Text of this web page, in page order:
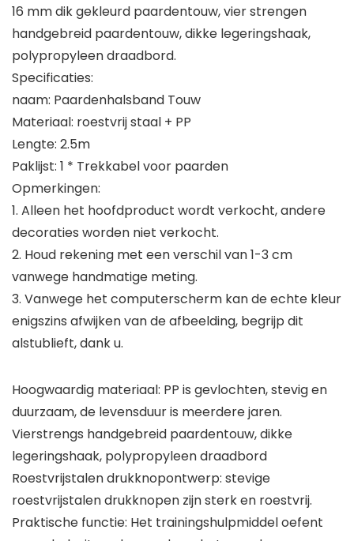
16 mm dik gekleurd paardentouw, vier strengen
handgebreid paardentouw, dikke legeringshaak,
polypropyleen draadbord.
Specificaties:
naam: Paardenhalsband Touw
Materiaal: roestvrij staal + PP
Lengte: 2.5m
Paklijst: 1 * Trekkabel voor paarden
Opmerkingen:
1. Alleen het hoofdproduct wordt verkocht, andere
decoraties worden niet verkocht.
2. Houd rekening met een verschil van 1-3 cm
vanwege handmatige meting.
3. Vanwege het computerscherm kan de echte kleur
enigszins afwijken van de afbeelding, begrijp dit
alstublieft, dank u.
Hoogwaardig materiaal: PP is gevlochten, stevig en
duurzaam, de levensduur is meerdere jaren.
Vierstrengs handgebreid paardentouw, dikke
legeringshaak, polypropyleen draadbord
Roestvrijstalen drukknopontwerp: stevige
roestvrijstalen drukknopen zijn sterk en roestvrij.
Praktische functie: Het trainingshulpmiddel oefent